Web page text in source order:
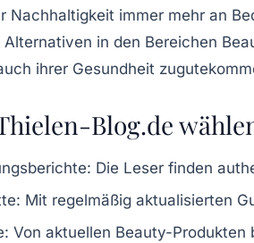
Nachhaltigkeit immer mehr an
in den Bereichen
ihrer Gesundheit
Blog.de
Die Leser finden
Mit regelmäßig aktualisierten
Von aktuellen Beauty-Produkten